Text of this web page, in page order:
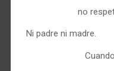
no respeta
Ni padre ni madre.
Cuando